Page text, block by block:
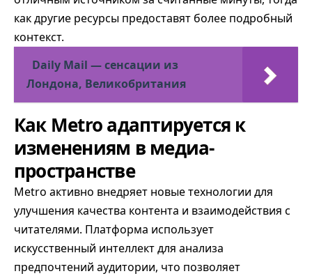
как другие ресурсы предоставят более подробный
контекст.
Daily Mail — сенсации из
Лондона, Великобритания
Как Metro адаптируется к
изменениям в медиа-
пространстве
Metro активно внедряет новые технологии для
улучшения качества контента и взаимодействия с
читателями. Платформа использует
искусственный интеллект для анализа
предпочтений аудитории, что позволяет